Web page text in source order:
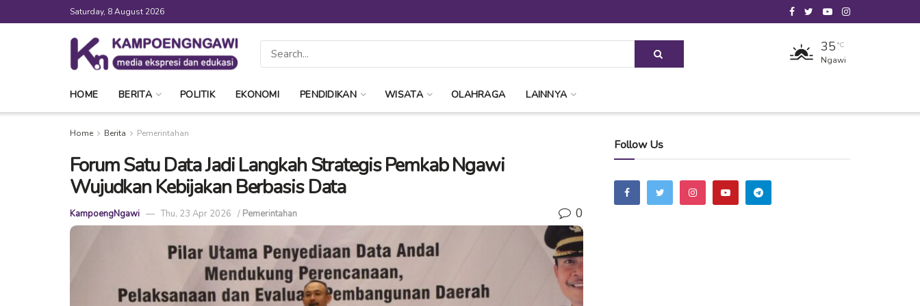
Saturday, 8 August 2026
35 °C
Ngawi
HOME BERITA POLITIK EKONOMI PENDIDIKAN WISATA OLAHRAGA LAINNYA
Home Berita Pemerintahan
Forum Satu Data Jadi Langkah Strategis Pemkab Ngawi
Wujudkan Kebijakan Berbasis Data
KampoengNgawi Thu, 23 Apr 2026 / Pemerintahan 0
Follow Us